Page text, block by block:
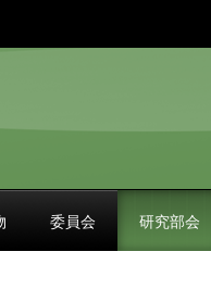
委員会 研究部会